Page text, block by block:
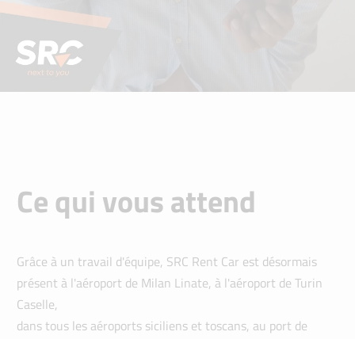
Ce qui vous attend
Grâce à un travail d'équipe, SRC Rent Car est désormais
présent à l'aéroport de Milan Linate, à l'aéroport de Turin
Caselle,
dans tous les aéroports siciliens et toscans, au port de